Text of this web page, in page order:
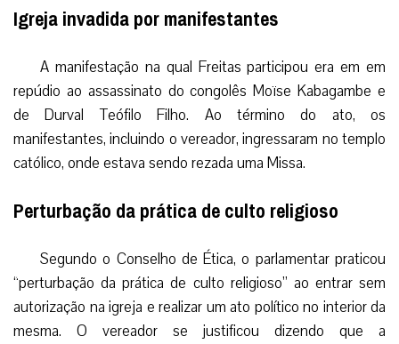
Igreja invadida por manifestantes
A manifestação na qual Freitas participou era em em
repúdio ao assassinato do congolês Moïse Kabagambe e
de Durval Teófilo Filho. Ao término do ato, os
manifestantes, incluindo o vereador, ingressaram no templo
católico, onde estava sendo rezada uma Missa.
Perturbação da prática de culto religioso
Segundo o Conselho de Ética, o parlamentar praticou
“perturbação da prática de culto religioso” ao entrar sem
autorização na igreja e realizar um ato político no interior da
mesma. O vereador se justificou dizendo que a